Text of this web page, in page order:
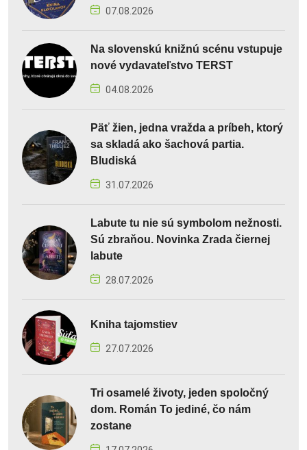
07.08.2026
Na slovenskú knižnú scénu vstupuje
nové vydavateľstvo TERST
04.08.2026
Päť žien, jedna vražda a príbeh, ktorý
sa skladá ako šachová partia.
Bludiská
31.07.2026
Labute tu nie sú symbolom nežnosti.
Sú zbraňou. Novinka Zrada čiernej
labute
28.07.2026
Kniha tajomstiev
27.07.2026
Tri osamelé životy, jeden spoločný
dom. Román To jediné, čo nám
zostane